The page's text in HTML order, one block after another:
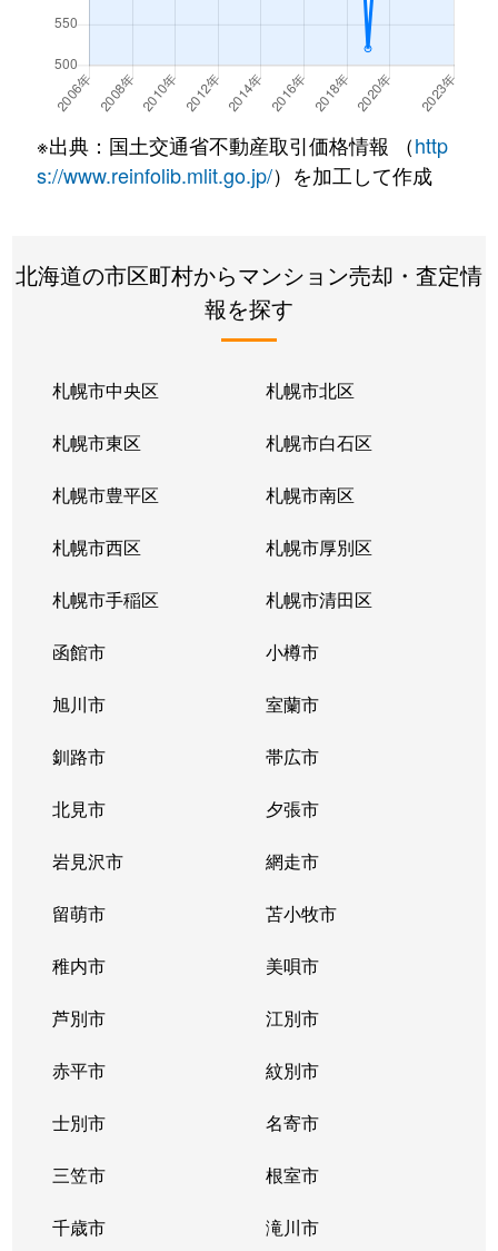
真駒内
真駒内上町
2,000万円 真駒内
徒歩16分
真駒内上町
2,100万円 真駒内
徒歩16分
真駒内本町
400万円 真駒内
徒歩45分
真駒内本町
730万円 真駒内
徒歩25分
990万円
真駒内緑町
1,300万円 真駒内
真駒内緑町
真駒内
真駒内緑町
真駒内
真駒内緑町
2,400万円 真駒内
真駒内緑町
真駒内
真駒内緑町
真駒内
真駒内南町
真駒内
真駒内南町
真駒内
真駒内南町
1,300万円 真駒内
真駒内南町
1,300万円 真駒内
真駒内南町
1,300万円 真駒内
真駒内南町
1,100万円 真駒内
真駒内南町
真駒内
南３１条西
2,400万円 澄川
南３１条西
2,600万円 澄川
南３２条西
澄川
南３２条西
澄川
※出典：国土交通省不動産取引価格情報 （http
s://www.reinfolib.mlit.go.jp/）を加工して作成
北海道の市区町村からマンション売却・査定情
報を探す
札幌市中央区 札幌市北区
札幌市東区 札幌市白石区
札幌市豊平区 札幌市南区
札幌市西区 札幌市厚別区
札幌市手稲区 札幌市清田区
函館市 小樽市
旭川市 室蘭市
釧路市 帯広市
北見市 夕張市
岩見沢市 網走市
留萌市 苫小牧市
稚内市 美唄市
芦別市 江別市
赤平市 紋別市
士別市 名寄市
三笠市 根室市
千歳市 滝川市